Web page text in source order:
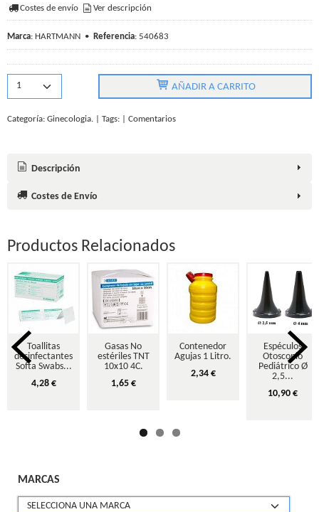
MARCAS
Costes de envío Ver descripción
Marca: HARTMANN • Referencia: 540683
AÑADIR A CARRITO
Categoría: Ginecologia. Tags: Comentarios
Descripción
Costes de Envío
Productos Relacionados
Toallitas
desinfectantes
Softa Swabs...
4,28 €
Gasas No
estériles TNT
10x10 4C.
1,65 €
Contenedor
Agujas 1 Litro.
2,34 €
Espéculos
Otoscopio
Pediátrico Ø
2,5...
10,90 €